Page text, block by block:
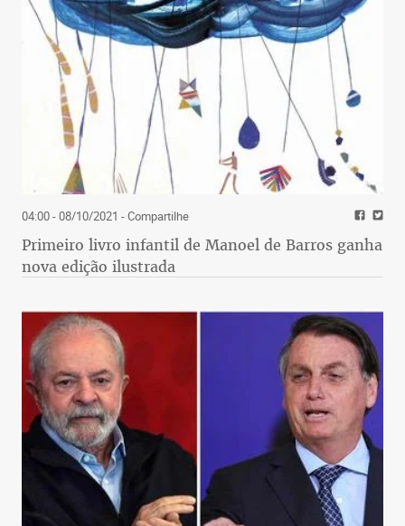
04:00 - 08/10/2021 - Compartilhe
Primeiro livro infantil de Manoel de Barros ganha
nova edição ilustrada